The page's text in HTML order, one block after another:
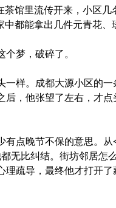
馆里流传开来，小区几
中都能拿出几件元青花、
梦，破碎了。
样。成都大源小区的一
后，他张望了左右，才
点晚节不保的意思。从
无比纠结。街坊邻居怎
理疏导，最终他才打开